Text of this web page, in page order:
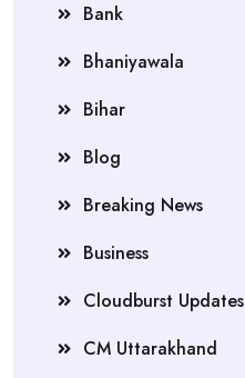
Bank
Bhaniyawala
Bihar
Blog
Breaking News
Business
Cloudburst Updates
CM Uttarakhand